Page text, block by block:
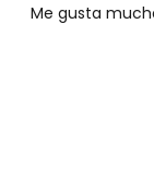
Me gusta